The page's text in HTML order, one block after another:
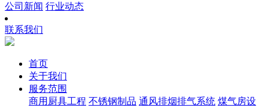
公司新闻 行业动态
联系我们
首页
关于我们
服务范围
商用厨具工程 不锈钢制品 通风排烟排气系统 煤气房设